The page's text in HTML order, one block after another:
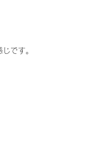
です。